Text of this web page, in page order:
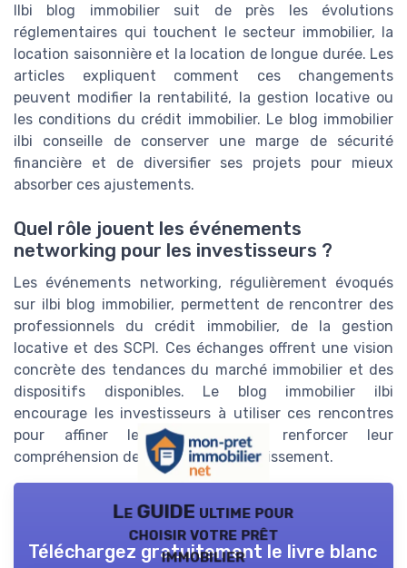
Ilbi blog immobilier suit de près les évolutions
réglementaires qui touchent le secteur immobilier, la
location saisonnière et la location de longue durée. Les
articles expliquent comment ces changements
peuvent modifier la rentabilité, la gestion locative ou
les conditions du crédit immobilier. Le blog immobilier
ilbi conseille de conserver une marge de sécurité
financière et de diversifier ses projets pour mieux
absorber ces ajustements.
Quel rôle jouent les événements
networking pour les investisseurs ?
Les événements networking, régulièrement évoqués
sur ilbi blog immobilier, permettent de rencontrer des
professionnels du crédit immobilier, de la gestion
locative et des SCPI. Ces échanges offrent une vision
concrète des tendances du marché immobilier et des
dispositifs disponibles. Le blog immobilier ilbi
encourage les investisseurs à utiliser ces rencontres
pour affiner leurs projets et renforcer leur
compréhension de l’immobilier investissement.
Le GUIDE ultime pour
choisir votre prêt
immobilier
Téléchargez gratuitement le livre blanc